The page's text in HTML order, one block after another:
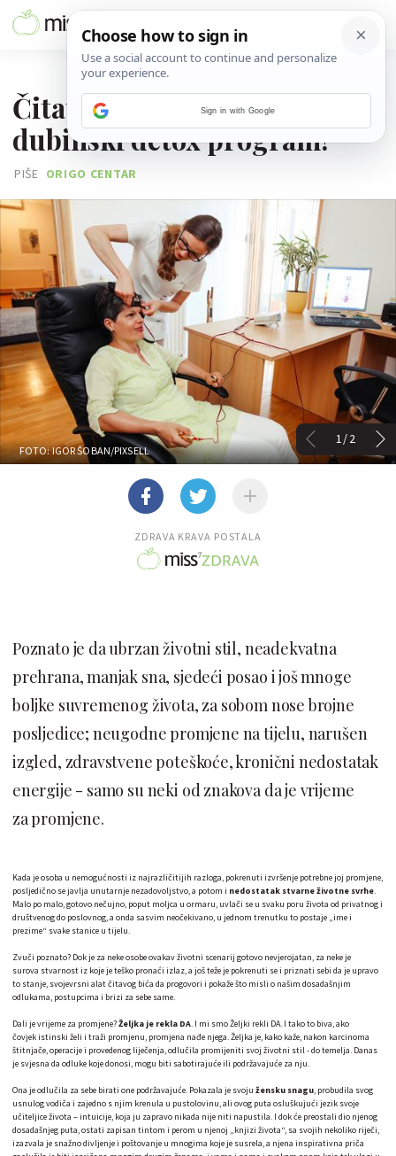
Čitateljica Željka kreće na
dubinski detox program!
PIŠE ORIGO CENTAR
1/2
FOTO: IGOR ŠOBAN/PIXSELL
ZDRAVA KRAVA POSTALA
Poznato je da ubrzan životni stil, neadekvatna
prehrana, manjak sna, sjedeći posao i još mnoge
boljke suvremenog života, za sobom nose brojne
posljedice; neugodne promjene na tijelu, narušen
izgled, zdravstvene poteškoće, kronični nedostatak
energije - samo su neki od znakova da je vrijeme
za promjene.
Kada je osoba u nemogućnosti iz najrazličitijih razloga, pokrenuti izvršenje potrebne joj promjene,
posljedično se javlja unutarnje nezadovoljstvo, a potom i nedostatak stvarne životne svrhe.
Malo po malo, gotovo nečujno, poput moljca u ormaru, uvlači se u svaku poru života od privatnog i
društvenog do poslovnog, a onda sasvim neočekivano, u jednom trenutku to postaje „ime i
prezime“ svake stanice u tijelu.
Zvuči poznato? Dok je za neke osobe ovakav životni scenarij gotovo nevjerojatan, za neke je
surova stvarnost iz koje je teško pronaći izlaz, a još teže je pokrenuti se i priznati sebi da je upravo
to stanje, svojevrsni alat čitavog bića da progovori i pokaže što misli o našim dosadašnjim
odlukama, postupcima i brizi za sebe same.
Dali je vrijeme za promjene?Željka je rekla DA. I mi smo Željki rekli DA. I tako to biva, ako
čovjek istinski želi i traži promjenu, promjena nađe njega. Željka je, kako kaže, nakon karcinoma
štitnjače, operacije i provedenog liječenja, odlučila promijeniti svoj životni stil - do temelja. Danas
je svjesna da odluke koje donosi, mogu biti sabotirajuće ili podržavajuće za nju.
Ona je odlučila za sebe birati one podržavajuće. Pokazala je svoju žensku snagu, probudila svog
usnulog vodiča i zajedno s njim krenula u pustolovinu, ali ovog puta osluškujući jezik svoje
učiteljice života – intuicije, koja ju zapravo nikada nije niti napustila. I dok će preostali dio njenog
dosadašnjeg puta, ostati zapisan tintom i perom u njenoj „knjizi života“, sa svojih nekoliko riječi,
izazvala je snažno divljenje i poštovanje u mnogima koje je susrela, a njena inspirativna priča
Sign in with Google